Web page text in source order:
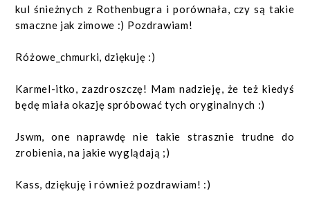
kul śnieżnych z Rothenbugra i porównała, czy są takie
smaczne jak zimowe :) Pozdrawiam!
Różowe_chmurki, dziękuję :)
Karmel-itko, zazdroszczę! Mam nadzieję, że też kiedyś
będę miała okazję spróbować tych oryginalnych :)
Jswm, one naprawdę nie takie strasznie trudne do
zrobienia, na jakie wyglądają ;)
Kass, dziękuję i również pozdrawiam! :)